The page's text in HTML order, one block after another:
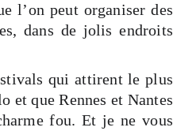
l’on peut organiser des
dans de jolis endroits
qui attirent le plus
et que Rennes et Nantes
fou. Et je ne vous